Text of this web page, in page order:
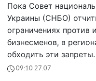
Пока Совет
Украины (СНБО)
ограничениях против
бизнесменов, в
обходить эти запреты.
09:10 27.07